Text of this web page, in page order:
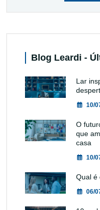
Blog Leardi -
Lar
10/
O
que
casa
10/
Qual é
06/